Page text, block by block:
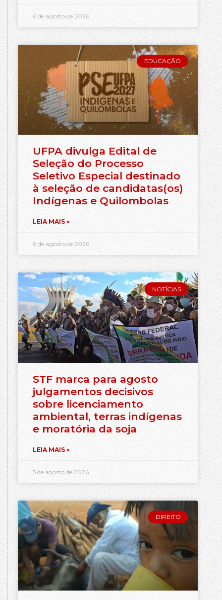
6 de agosto de 2026
EDUCAÇÃO
UFPA divulga Edital de
Seleção do Processo
Seletivo Especial destinado
à seleção de candidatas(os)
Indígenas e Quilombolas
LEIA MAIS »
6 de agosto de 2026
NOTÍCIAS
STF marca para agosto
julgamentos decisivos
sobre licenciamento
ambiental, terras indígenas
e moratória da soja
LEIA MAIS »
5 de agosto de 2026
DIREITO